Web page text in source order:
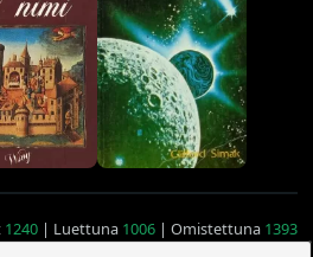
1240| Luettuna 1006| Omistettuna 1393